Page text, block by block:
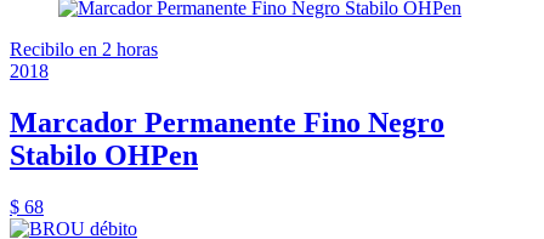
Recibilo en 2 horas
2018
Marcador Permanente Fino Negro
Stabilo OHPen
$ 68